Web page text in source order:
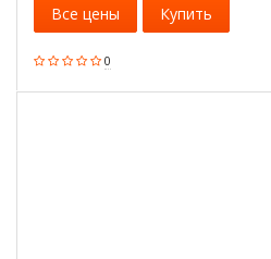
0
Все цены Купить